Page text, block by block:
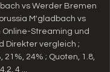
vs Werder Bremen
M'gladbach vs
Streaming und
Direkter vergleich ;
24% ; Quoten, 1.8,
4.2, 4 ...